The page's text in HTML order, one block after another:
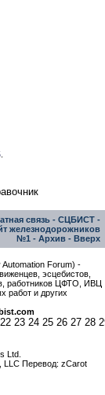
.
связь - СЦБИСТ -
железнодорожников
№1 - Архив - Вверх
Forum) -
эсцебистов,
работников ЦФТО, ИВЦ
работ и других
22 23 24 25 26 27 28
Ltd.
LLC Перевод: zCarot